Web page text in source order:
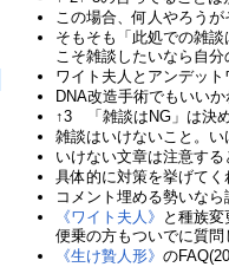
この場合、何人やろう
そもそも「此処での雑
こそ雑談したいなら自
ワイト夫人とアンデッ
DNA改造手術でもいい
↑3 「雑談はNG」は決
雑談はいけないこと。
いけない文章は注意す
具体的に対策を挙げて
コメント埋める勢いな
《ワイト夫人》 と種族変
便乗の方もついでに質
《生け贄人形》の